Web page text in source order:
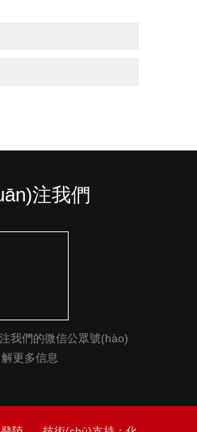
注我們
我們的微信公眾號(hào)
更多信息